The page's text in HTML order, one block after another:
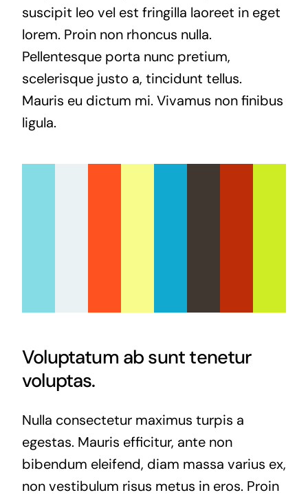
suscipit leo vel est fringilla laoreet in eget
lorem. Proin non rhoncus nulla.
Pellentesque porta nunc pretium,
scelerisque justo a, tincidunt tellus.
Mauris eu dictum mi. Vivamus non finibus
ligula.
Voluptatum ab sunt tenetur
voluptas.
Nulla consectetur maximus turpis a
egestas. Mauris efficitur, ante non
bibendum eleifend, diam massa varius ex,
non vestibulum risus metus in eros. Proin